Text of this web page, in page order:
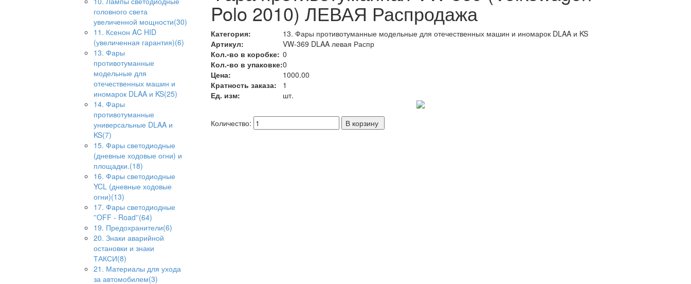
головного света
увеличенной мощности(30)
11. Ксенон AC HID
(увеличенная гарантия)(6)
13. Фары
противотуманные
модельные для
отечественных машин и
иномарок DLAA и KS(25)
14. Фары
противотуманные
универсальные DLAA и
KS(7)
15. Фары светодиодные
(дневные ходовые огни) и
площадки.(18)
16. Фары светодиодные
YCL (дневные ходовые
огни)(13)
17. Фары светодиодные
''OFF - Road''(64)
19. Предохранители(6)
20. Знаки аварийной
остановки и знаки
ТАКСИ(8)
21. Материалы для ухода
за автомобилем(3)
Polo 2010) ЛЕВАЯ Распродажа
Категория:
13. Фары противотуманные модельные для отечественных машин и иномарок DLAA и KS
Артикул:
VW-369 DLAA левая Распр
Кол.-во в коробке: 0
Кол.-во в упаковке:0
Цена:
1000.00
Кратность заказа:
1
Ед. изм:
шт.
Количество: